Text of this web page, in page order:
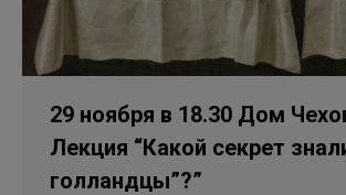
29 ноября в 18.30 Дом
Лекция “Какой секрет
голландцы”?”